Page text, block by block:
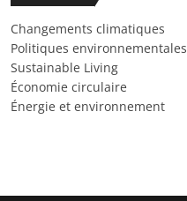
Changements climatiques
Politiques environnementales
Sustainable Living
Économie circulaire
Énergie et environnement